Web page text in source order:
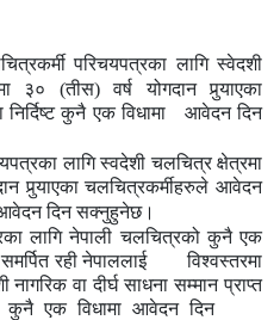
परिचयपत्रका लागि स्वेदशी
३० (तीस) वर्ष योगदान पुर्‍याएका
कुनै एक विधामा आवेदन दिन
लागि स्वदेशी चलचित्र क्षेत्रमा
पुर्‍याएका चलचित्रकर्मीहरुले आवेदन
आवेदन दिन सक्नुहुनेछ।
लागिनेपाली चलचित्रको कुनै एक
समर्पित रही नेपाललाई विश्वस्तरमा
वा दीर्घ साधना सम्मान प्राप्त
कुनै एक विधामा आवेदन दिन